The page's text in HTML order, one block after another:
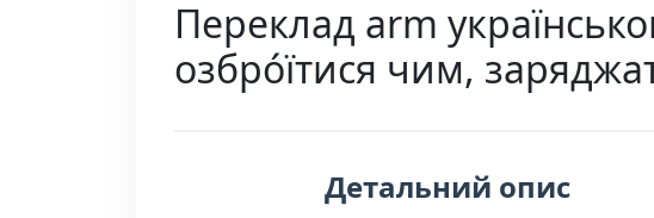
Переклад arm
озбро́їтися чим,
Детальний опис